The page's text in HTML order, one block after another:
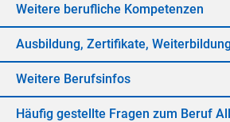
Wei­te­re be­ruf­li­che Kom­pe­ten­zen
Aus­bil­dung, Zer­ti­fi­ka­te, Wei­ter­bil­dung
Wei­te­re Be­rufs­in­fos
Häu­fig ge­stell­te Fra­gen zum Be­ruf